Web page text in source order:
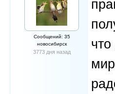
Сообщений: 35
новосибирск
3773 дня назад